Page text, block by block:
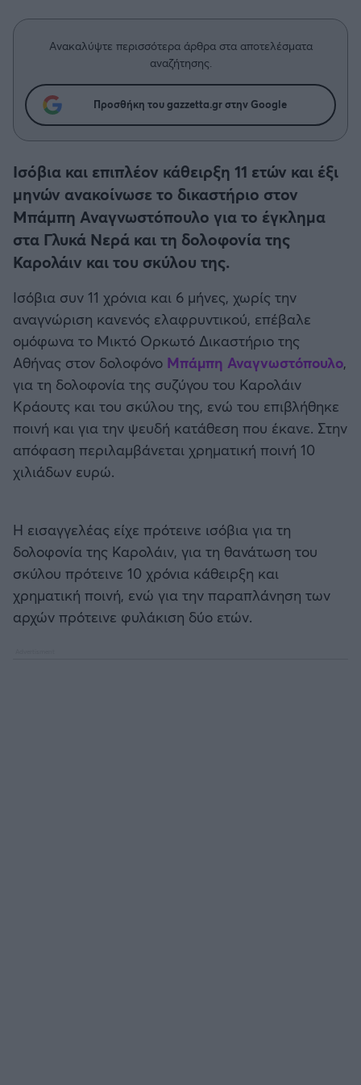
Άρης
ΟΦΗ
Ατρόμητος Αθηνών
Κηφισιά
Παναιτωλικός
Καλαμάτα
Ηρακλής
Μπαρτσελόνα
Ατλέτικο Μαδρίτης
Μάντσεστερ Γιουνάιτεντ
Μια Ιστορία από την Πόλη
Ανακαλύψτε περισσότερα άρθρα στα αποτελέσματα
αναζήτησης.
Προσθήκη του gazzetta.gr στην Google
Ισόβια και επιπλέον κάθειρξη 11 ετών και έξι
μηνών ανακοίνωσε το δικαστήριο στον
Μπάμπη Αναγνωστόπουλο για το έγκλημα
στα Γλυκά Νερά και τη δολοφονία της
Καρολάιν και του σκύλου της.
Ισόβια συν 11 χρόνια και 6 μήνες, χωρίς την
αναγνώριση κανενός ελαφρυντικού, επέβαλε
ομόφωνα το Μικτό Ορκωτό Δικαστήριο της
Αθήνας στον δολοφόνο Μπάμπη Αναγνωστόπουλο,
για τη δολοφονία της συζύγου του Καρολάιν
Κράουτς και του σκύλου της, ενώ του επιβλήθηκε
ποινή και για την ψευδή κατάθεση που έκανε. Στην
απόφαση περιλαμβάνεται χρηματική ποινή 10
χιλιάδων ευρώ.
Η εισαγγελέας είχε πρότεινε ισόβια για τη
δολοφονία της Καρολάιν, για τη θανάτωση του
σκύλου πρότεινε 10 χρόνια κάθειρξη και
χρηματική ποινή, ενώ για την παραπλάνηση των
αρχών πρότεινε φυλάκιση δύο ετών.